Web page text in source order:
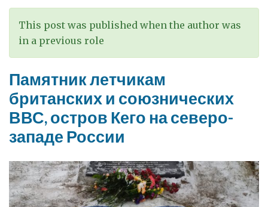
родину
крупнейшей
российской
и
первого
российского
посла
в
Великобритании
This post was published when the author was
in a previous role
Памятник летчикам
британских и союзнических
ВВС, остров Кего на северо-
западе России